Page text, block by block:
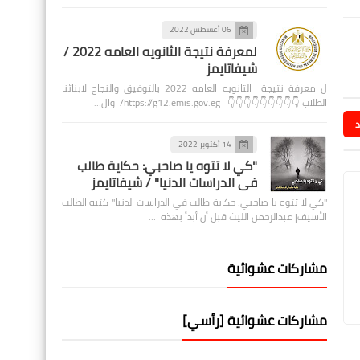
06 أغسطس 2022
لمعرفة نتيجة الثانويه العامه 2022 /
شيفاتايمز
ل معرفة نتيجة الثانويه العامه 2022 بالتوفيق والنجاح لابنائنا
الطلاب 👇👇👇👇👇👇👇👇👇 https://g12.emis.gov.eg/ وال…
14 أكتوبر 2022
"كي لا تتوه يا صاحبي: حكاية طالب
في الدراسات الدنيا" / شيفاتايمز
"كي لا تتوه يا صاحبي: حكاية طالب في الدراسات الدنيا" كتبه الطالب
الأسيف| عبدالرحمن الليث قبل أن أبدأ بهذه ا…
مشاركات عشوائية
مشاركات عشوائية [رأسي]